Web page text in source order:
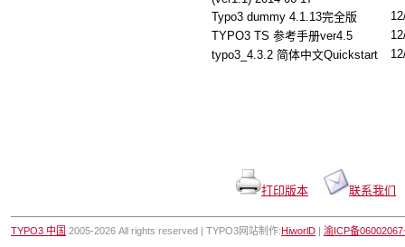
Typo3 dummy 4.1.13完全版
TYPO3 TS 参考手册ver4.5
typo3_4.3.2 简体中文Quickstart
打印版本 联系我们
TYPO3 中国 2005-2026 All rights reserved | TYPO3网站制作:HiworlD | 渝ICP备06002067